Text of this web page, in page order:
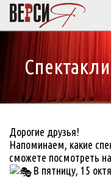
Дорогие друзья!
Напоминаем, какие
сможете посмотреть
В пятницу, 15